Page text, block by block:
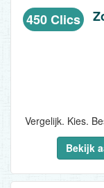
450 Clics
Bekijk